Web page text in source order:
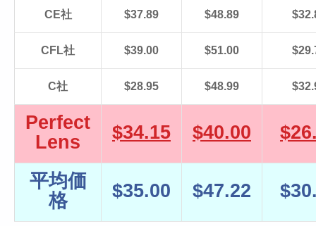
CE社 $37.89 $48.89
CFL社 $39.00 $51.00
C社 $28.95 $48.99
Perfect
Lens
$34.15 $40.00
平均価
格
$35.00 $47.22